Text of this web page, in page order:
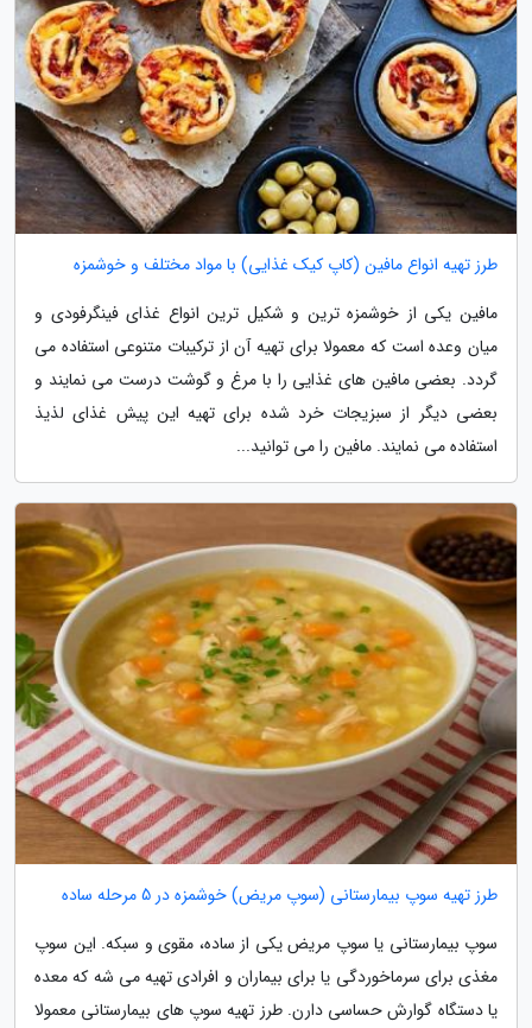
طرز تهیه انواع مافین (کاپ کیک غذایی) با مواد مختلف و خوشمزه
مافین یکی از خوشمزه ترین و شکیل ترین انواع غذای فینگرفودی و
میان وعده است که معمولا برای تهیه آن از ترکیبات متنوعی استفاده می
گردد. بعضی مافین های غذایی را با مرغ و گوشت درست می نمایند و
بعضی دیگر از سبزیجات خرد شده برای تهیه این پیش غذای لذیذ
استفاده می نمایند. مافین را می توانید...
طرز تهیه سوپ بیمارستانی (سوپ مریض) خوشمزه در 5 مرحله ساده
سوپ بیمارستانی یا سوپ مریض یکی از ساده، مقوی و سبکه. این سوپ
مغذی برای سرماخوردگی یا برای بیماران و افرادی تهیه می شه که معده
یا دستگاه گوارش حساسی دارن. طرز تهیه سوپ های بیمارستانی معمولا